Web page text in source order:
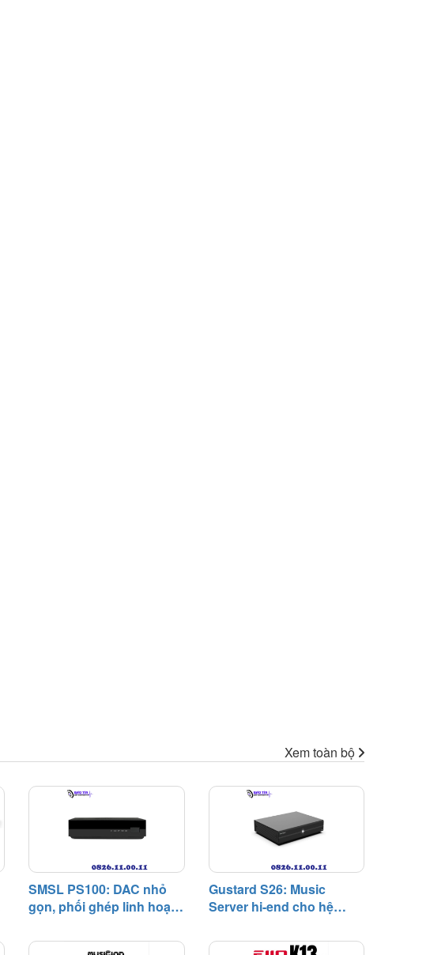
Xem toàn bộ
SMSL PS100: DAC nhỏ
gọn, phối ghép linh hoạt,
hệ thống phổ thông
Gustard S26: Music
Server hi-end cho hệ
độ tĩnh và khả năng phối